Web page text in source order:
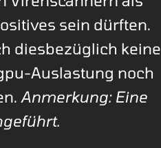
sein dürften.
diesbezüglich keine
Auslastung noch
Anmerkung: Eine